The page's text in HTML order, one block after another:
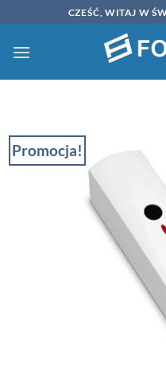
do
zawartości
CZEŚĆ, WITAJ W
Promocja!